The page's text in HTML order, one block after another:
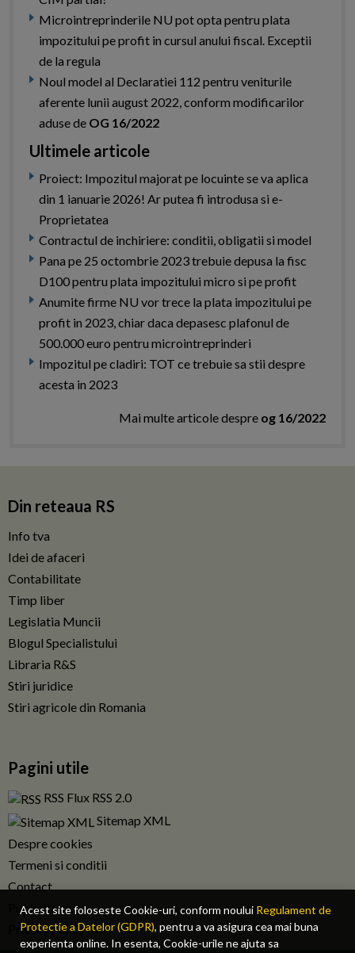
Acest site foloseste Cookie-uri, conform noului Regulament de
Protectie a Datelor (GDPR), pentru a va asigura cea mai buna
experienta online. In esenta, Cookie-urile ne ajuta sa
Microintreprinderile NU pot opta pentru plata
impozitului pe profit in cursul anului fiscal. Exceptii
de la regula
Noul model al Declaratiei 112 pentru veniturile
aferente lunii august 2022, conform modificarilor
aduse de OG 16/2022
Ultimele articole
Proiect: Impozitul majorat pe locuinte se va aplica
din 1 ianuarie 2026! Ar putea fi introdusa si e-
Proprietatea
Contractul de inchiriere: conditii, obligatii si model
Pana pe 25 octombrie 2023 trebuie depusa la fisc
D100 pentru plata impozitului micro si pe profit
Anumite firme NU vor trece la plata impozitului pe
profit in 2023, chiar daca depasesc plafonul de
500.000 euro pentru microintreprinderi
Impozitul pe cladiri: TOT ce trebuie sa stii despre
acesta in 2023
Mai multe articole despre og 16/2022
Din reteaua RS
Info tva
Idei de afaceri
Contabilitate
Timp liber
Legislatia Muncii
Blogul Specialistului
Libraria R&S
Stiri juridice
Stiri agricole din Romania
Pagini utile
RSS Flux RSS 2.0
Sitemap XML
Despre cookies
Termeni si conditii
Contact
Publicitate
Privacy policy RO